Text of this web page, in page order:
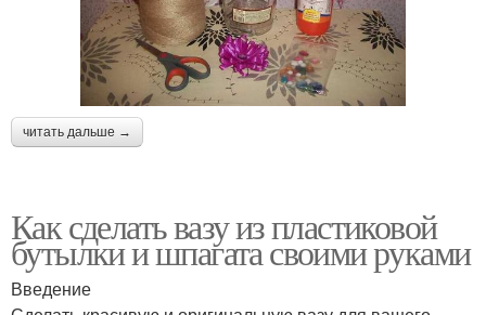
Красивая ваза Ваза из жестяной банки
Ваза из деревянного
Ваза из газетных
Ваза из гипса
читать дальше →
Как сделать вазу из пластиковой
бутылки и шпагата своими руками
Введение